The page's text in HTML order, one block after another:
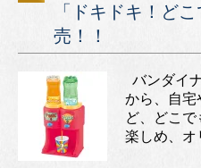
「ドキドキ！ど
売！！
バンダイ
から、自宅
ど、どこ
楽しめ、オ